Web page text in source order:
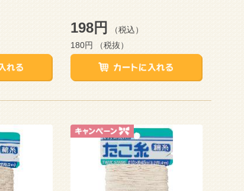
198円
（税込）
180円
（税抜）